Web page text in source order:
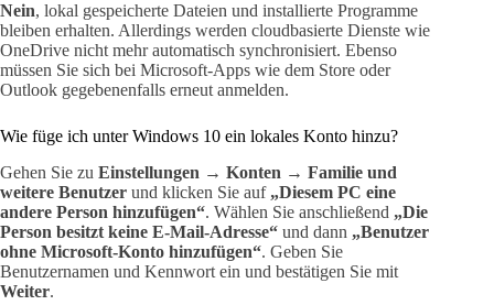
Nein, lokal gespeicherte Dateien und installierte Programme
bleiben erhalten. Allerdings werden cloudbasierte Dienste wie
OneDrive nicht mehr automatisch synchronisiert. Ebenso
müssen Sie sich bei Microsoft-Apps wie dem Store oder
Outlook gegebenenfalls erneut anmelden.
Wie füge ich unter Windows 10 ein lokales Konto hinzu?
Gehen Sie zu Einstellungen → Konten → Familie und
weitere Benutzer und klicken Sie auf „Diesem PC eine
andere Person hinzufügen“. Wählen Sie anschließend „Die
Person besitzt keine E-Mail-Adresse“ und dann „Benutzer
ohne Microsoft-Konto hinzufügen“. Geben Sie
Benutzernamen und Kennwort ein und bestätigen Sie mit
Weiter.